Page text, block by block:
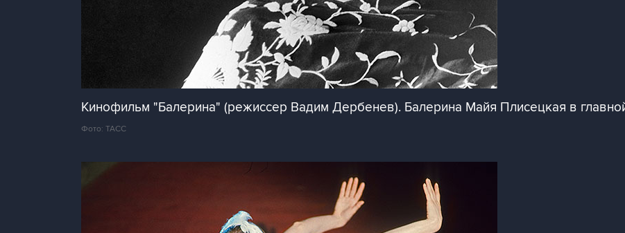
Кинофильм "Балерина" (режиссер Вадим Дербенев). Балерина Майя Плисецкая в
Фото: ТАСС